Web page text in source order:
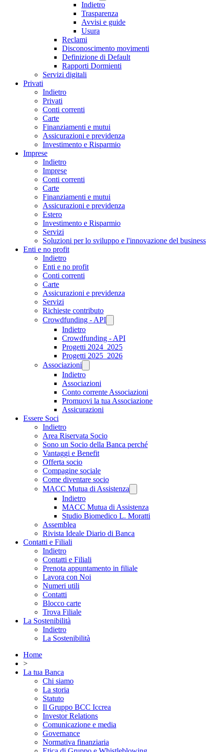
Indietro
Trasparenza
Avvisi e guide
Usura
Reclami
Disconoscimento movimenti
Definizione di Default
Rapporti Dormienti
Servizi digitali
Privati
Indietro
Privati
Conti correnti
Carte
Finanziamenti e mutui
Assicurazioni e previdenza
Investimento e Risparmio
Imprese
Indietro
Imprese
Conti correnti
Carte
Finanziamenti e mutui
Assicurazioni e previdenza
Estero
Investimento e Risparmio
Servizi
Soluzioni per lo sviluppo e l'innovazione del business
Enti e no profit
Indietro
Enti e no profit
Conti correnti
Carte
Assicurazioni e previdenza
Servizi
Richieste contributo
Crowdfunding - API
Indietro
Crowdfunding - API
Progetti 2024_2025
Progetti 2025_2026
Associazioni
Indietro
Associazioni
Conto corrente Associazioni
Promuovi la tua Associazione
Assicurazioni
Essere Soci
Indietro
Area Riservata Socio
Sono un Socio della Banca perché
Vantaggi e Benefit
Offerta socio
Compagine sociale
Come diventare socio
MACC Mutua di Assistenza
Indietro
MACC Mutua di Assistenza
Studio Biomedico L. Moratti
Assemblea
Rivista Ideale Diario di Banca
Contatti e Filiali
Indietro
Contatti e Filiali
Prenota appuntamento in filiale
Lavora con Noi
Numeri utili
Contatti
Blocco carte
Trova Filiale
La Sostenibilità
Indietro
La Sostenibilità
Home
>
La tua Banca
Chi siamo
La storia
Statuto
Il Gruppo BCC Iccrea
Investor Relations
Comunicazione e media
Governance
Normativa finanziaria